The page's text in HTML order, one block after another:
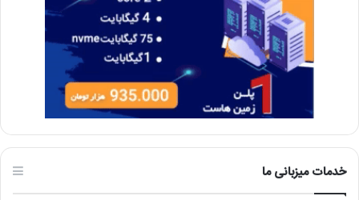
خدمات میزبانی ما